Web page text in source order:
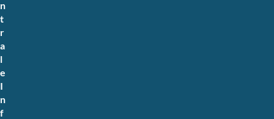
n
t
r
a
l
e
I
n
f